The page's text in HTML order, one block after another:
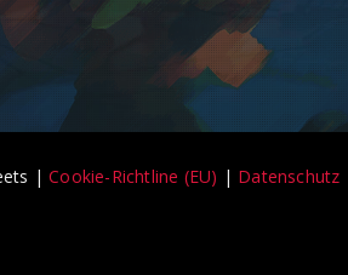
|Cookie-Richtline (EU) | Datenschutz